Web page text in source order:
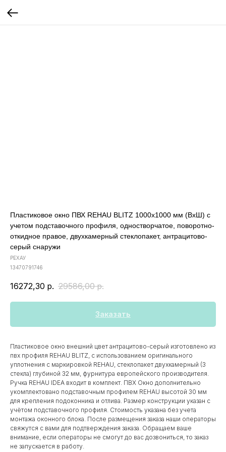
Пластиковое окно ПВХ REHAU BLITZ 1000х1000 мм (ВхШ) с
учетом подставочного профиля, одностворчатое, поворотно-
откидное правое, двухкамерный стеклопакет, антрацитово-
серый снаружи
РЕХАУ
13470791746
16272,30 р. 29586,00 р.
Заказать
Пластиковое окно внешний цвет антрацитово-серый изготовлено из
пвх профиля REHAU BLITZ, с использованием оригинального
уплотнения с маркировкой REHAU, стеклопакет двухкамерный (3
стекла) глубиной 32 мм, фурнитура европейского производителя.
Ручка REHAU IDEA входит в комплект. ПВХ Окно дополнительно
укомплектовано подставочным профилем REHAU высотой 30 мм
для крепления подоконника и отлива. Размер конструкции указан c
учётом подставочного профиля. Стоимость указана без учета
монтажа оконного блока. После размещения заказа наши операторы
свяжутся с вами для подтверждения заказа. Обращаем ваше
внимание, если операторы не смогут до вас дозвониться, то заказ
не запускается в работу.